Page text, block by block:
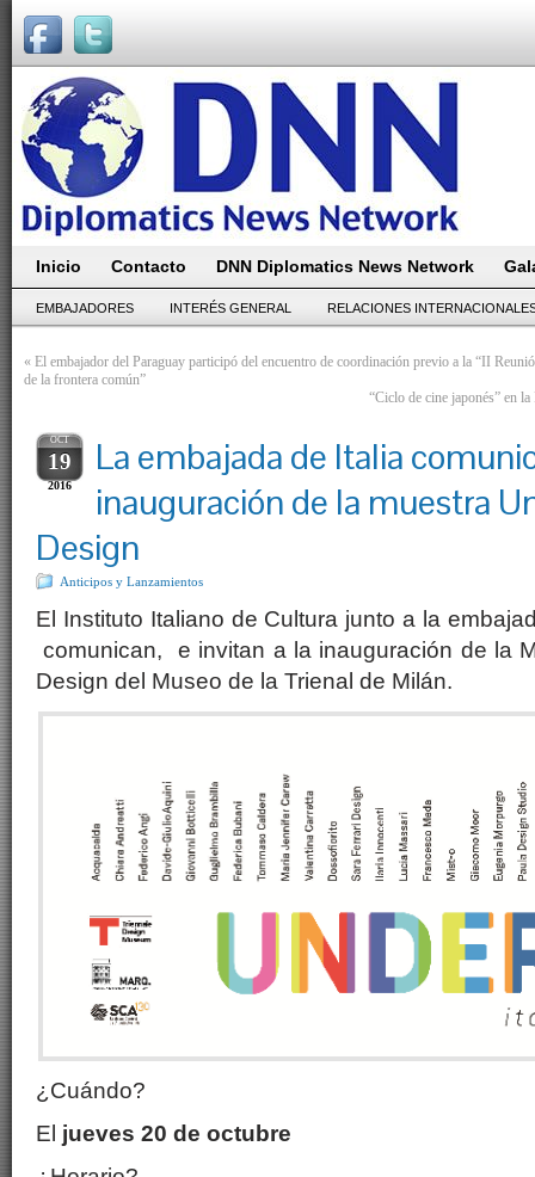
Inicio Contacto DNN Diplomatics News Network
EMBAJADORES INTERÉS GENERAL RELACIONES
« El embajador del Paraguay participó del encuentro de coordinación previo a la “II
de la frontera común”
“Ciclo de cine japonés” en
OCT
19
2016
La embajada de Italia
inauguración de la muestra
Design
Anticipos y Lanzamientos
El Instituto Italiano de Cultura junto a la
comunican, e invitan a la inauguración de la
Design del Museo de la Trienal de Milán.
¿Cuándo?
El jueves 20 de octubre